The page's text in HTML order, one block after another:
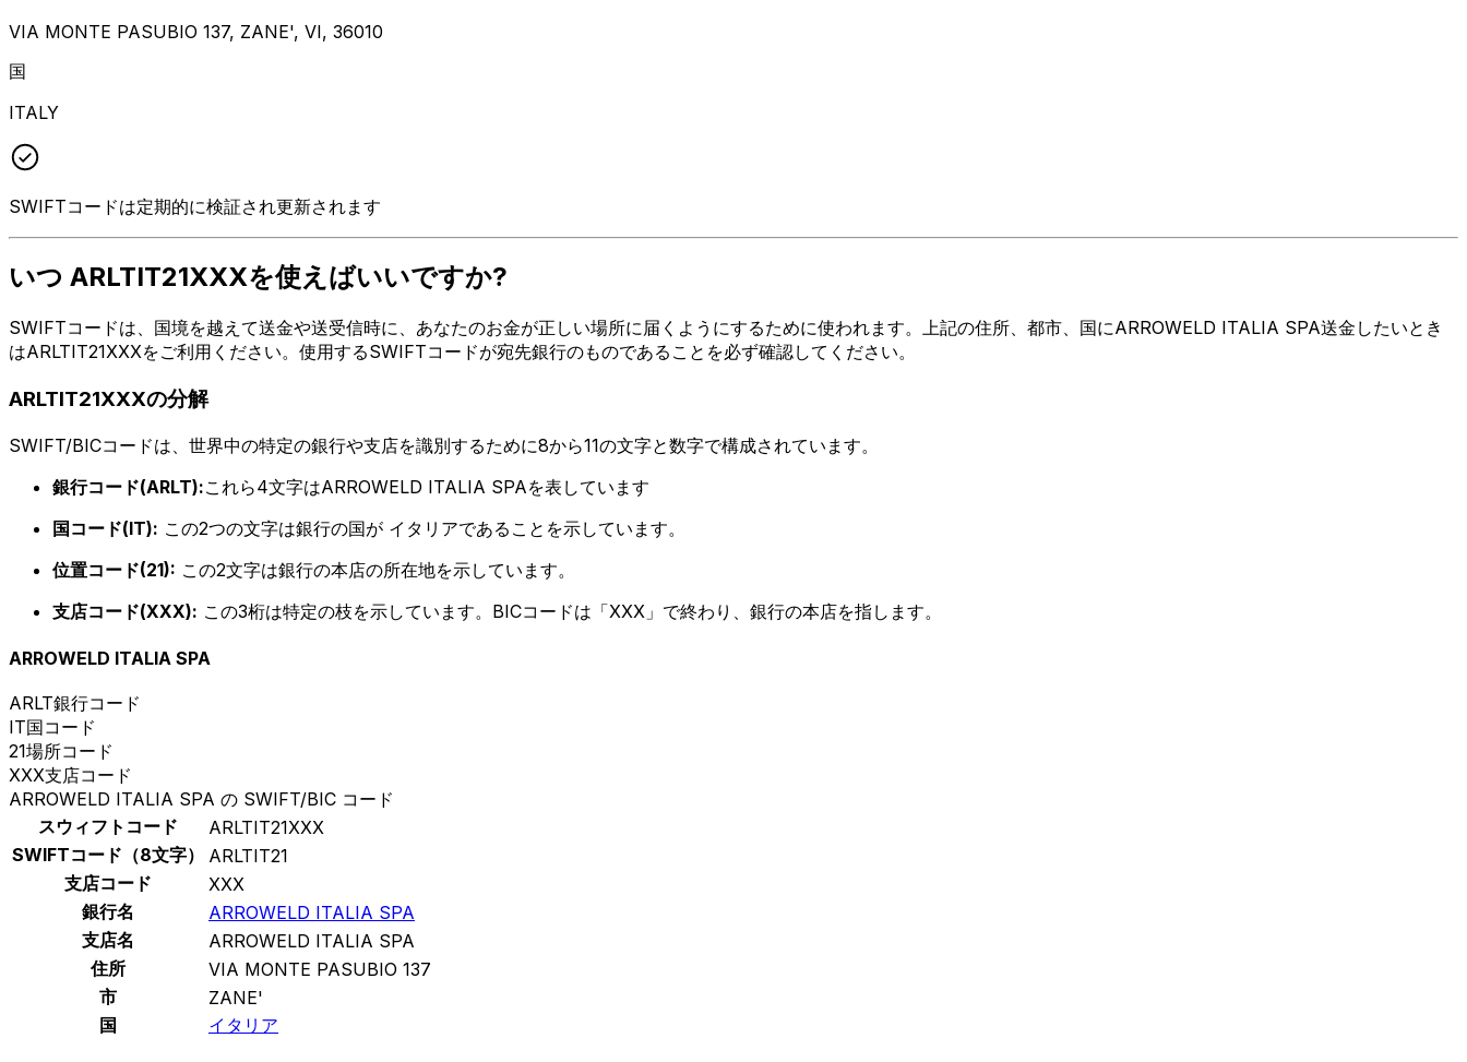
VIA MONTE PASUBIO 137, ZANE', VI, 36010
国
ITALY
SWIFTコードは定期的に検証され更新されます
いつ ARLTIT21XXXを使えばいいですか?
SWIFTコードは、国境を越えて送金や送受信時に、あなたのお金が正しい場所に届くようにするために使われます。上記の住所、都市、国にARROWELD ITALIA SPA送金したいとき
はARLTIT21XXXをご利用ください。使用するSWIFTコードが宛先銀行のものであることを必ず確認してください。
ARLTIT21XXXの分解
SWIFT/BICコードは、世界中の特定の銀行や支店を識別するために8から11の文字と数字で構成されています。
銀行コード(ARLT):これら4文字はARROWELD ITALIA SPAを表しています
国コード(IT): この2つの文字は銀行の国が イタリアであることを示しています。
位置コード(21): この2文字は銀行の本店の所在地を示しています。
支店コード(XXX): この3桁は特定の枝を示しています。BICコードは「XXX」で終わり、銀行の本店を指します。
ARROWELD ITALIA SPA
ARLT銀行コード
IT国コード
21場所コード
XXX支店コード
ARROWELD ITALIA SPA の SWIFT/BIC コード
スウィフトコード
ARLTIT21XXX
SWIFTコード（8文字）
ARLTIT21
支店コード
XXX
銀行名
ARROWELD ITALIA SPA
支店名
ARROWELD ITALIA SPA
住所
VIA MONTE PASUBIO 137
市
ZANE'
国
イタリア